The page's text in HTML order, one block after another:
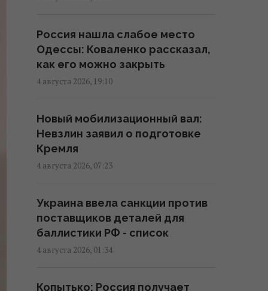
Нацбанк усилил гривню к
доллару: официальный курс
валют на 6 августа
16:06 среда, 05 августа 2026
Россия усилила атаки на
единую станцию ​​аэрации
Киева: эксперт предупредил о
последствиях
"Удар по сердцу всей сети": РФ
нанесла удар по
логистическому центру Novus и
15:13 среда, 05 августа 2026
Россия нашла слабое место
Одессы: Коваленко рассказал,
как его можно закрыть
4 августа 2026, 19:10
Новый мобилизационный вал:
Невзлин заявил о подготовке
Кремля
4 августа 2026, 07:23
Украина ввела санкции против
поставщиков деталей для
баллистики РФ - список
4 августа 2026, 01:34
Копытько: Россия получает